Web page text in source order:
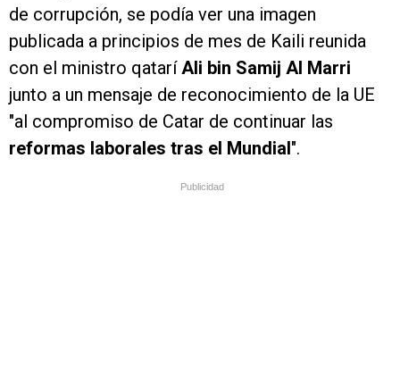
de corrupción, se podía ver una imagen
publicada a principios de mes de Kaili reunida
con el ministro qataríAli bin Samij Al Marri
junto a un mensaje de reconocimiento de la UE
"al compromiso de Catar de continuar las
reformas laborales tras el Mundial".
Publicidad